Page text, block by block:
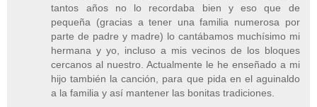
tantos años no lo recordaba bien y eso que de
pequeña (gracias a tener una familia numerosa por
parte de padre y madre) lo cantábamos muchísimo mi
hermana y yo, incluso a mis vecinos de los bloques
cercanos al nuestro. Actualmente le he enseñado a mi
hijo también la canción, para que pida en el aguinaldo
a la familia y así mantener las bonitas tradiciones.